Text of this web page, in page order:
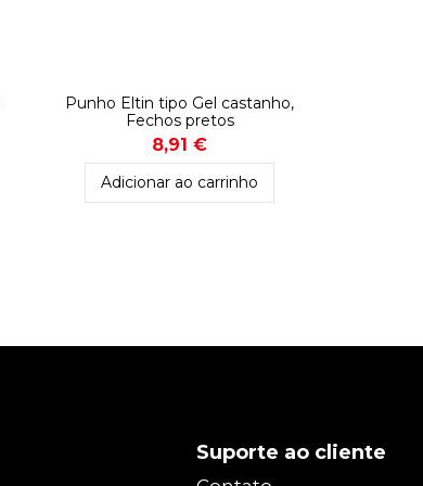
Punho Eltin tipo Gel castanho,
Fechos pretos
8,91 €
Adicionar ao carrinho
Suporte ao cliente